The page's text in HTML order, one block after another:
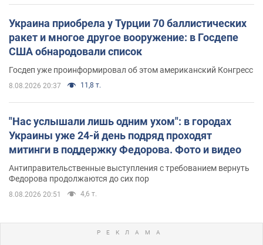
Украина приобрела у Турции 70 баллистических
ракет и многое другое вооружение: в Госдепе
США обнародовали список
Госдеп уже проинформировал об этом американский Конгресс
8.08.2026 20:37 11,8 т.
"Нас услышали лишь одним ухом": в городах
Украины уже 24-й день подряд проходят
митинги в поддержку Федорова. Фото и видео
Антиправительственные выступления с требованием вернуть
Федорова продолжаются до сих пор
8.08.2026 20:51 4,6 т.